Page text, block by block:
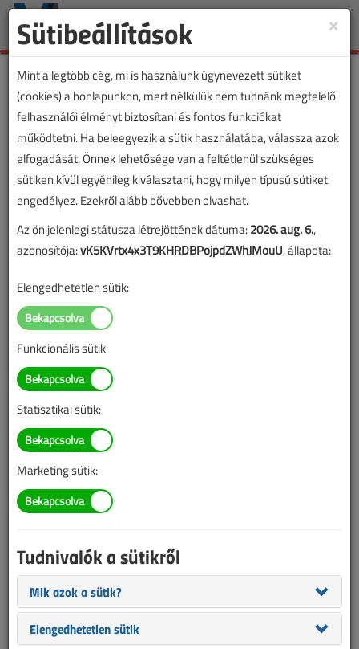
Toggle
Módosult a
rendszerhasználati díjakról
szóló rendelet
2024. november 5. |
×
Sütibeállítások
Mint a legtöbb cég, mi is használunk úgynevezett sütiket
(cookies) a honlapunkon, mert nélkülük nem tudnánk megfelelő
felhasználói élményt biztosítani és fontos funkciókat
működtetni. Ha beleegyezik a sütik használatába, válassza azok
elfogadását. Önnek lehetősége van a feltétlenül szükséges
sütiken kívül egyénileg kiválasztani, hogy milyen típusú sütiket
engedélyez. Ezekről alább bővebben olvashat.
Az ön jelenlegi státusza létrejöttének dátuma:2026. aug. 6.,
azonosítója:vK5KVrtx4x3T9KHRDBPojpdZWhJMouU, állapota:
Elengedhetetlen sütik:
Funkcionális sütik:
Statisztikai sütik:
Marketing sütik:
Tudnivalók a sütikről
Mik azok a sütik?
Elengedhetetlen sütik